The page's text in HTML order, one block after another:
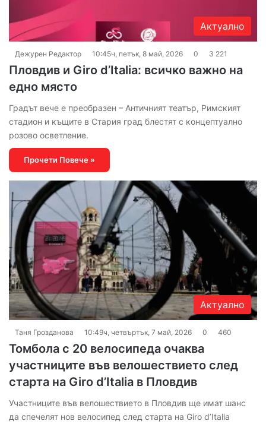
Актуално
Дежурен Редактор 10:45ч, петък, 8 май, 2026 0 3 221
Пловдив и Giro d’Italia: всичко важно на
едно място
Градът вече е преобразен – Античният театър, Римският
стадион и къщите в Стария град блестят с концептуално
розово осветление.
Прочети Повече »
Актуално
Таня Грозданова 10:49ч, четвъртък, 7 май, 2026 0 460
Томбола с 20 велосипеда очаква
участниците във велошествието след
старта на Giro d’Italia в Пловдив
Участниците във велошествието в Пловдив ще имат шанс
да спечелят нов велосипед след старта на Giro d’Italia